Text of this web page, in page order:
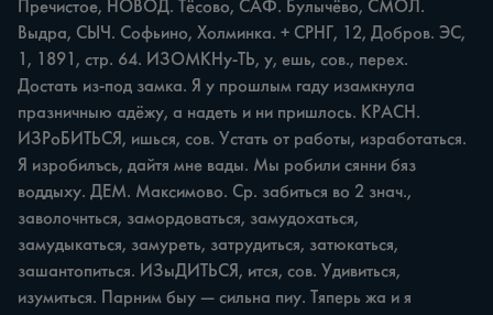
Пречистое, НОВОД. Тёсово, САФ. Булычёво, СМОЛ.
Выдра, СЫЧ. Софьино, Холминка. + СРНГ, 12, Добров. ЭС,
1, 1891, стр. 64. ИЗОМКНу-ТЬ, у, ешь, сов., перех.
Достать из-под замка. Я у прошлым гаду изамкнула
празничныю адёжу, а надеть и ни пришлось. КРАСН.
ИЗРоБИТЬСЯ, ишься, сов. Устать от работы, изработаться.
Я изробилъсь, дайтя мне вады. Мы робили сянни бяз
воддыху. ДЕМ. Максимово. Ср. забиться во 2 знач.,
заволочнться, замордоваться, замудохаться,
замудыкаться, замуреть, затрудиться, затюкаться,
зашантопиться. ИЗыДИТЬСЯ, ится, сов. Удивиться,
изумиться. Парним быу — сильна пиу. Тяперь жа и я